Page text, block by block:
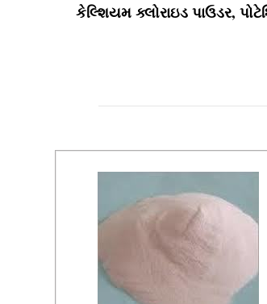
કેલ્શિયમ ક્લોરાઇડ પાઉડર,